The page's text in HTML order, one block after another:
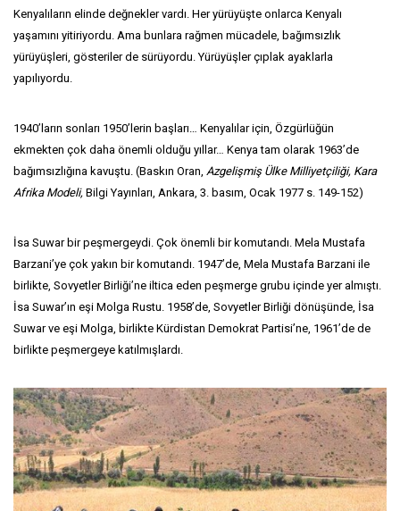
Kenyalıların elinde değnekler vardı. Her yürüyüşte onlarca Kenyalı
yaşamını yitiriyordu. Ama bunlara rağmen mücadele, bağımsızlık
yürüyüşleri, gösteriler de sürüyordu. Yürüyüşler çıplak ayaklarla
yapılıyordu.
1940’ların sonları 1950’lerin başları… Kenyalılar için, Özgürlüğün
ekmekten çok daha önemli olduğu yıllar… Kenya tam olarak 1963’de
bağımsızlığına kavuştu. (Baskın Oran, Azgelişmiş Ülke Milliyetçiliği, Kara
Afrika Modeli, Bilgi Yayınları, Ankara, 3. basım, Ocak 1977 s. 149-152)
İsa Suwar bir peşmergeydi. Çok önemli bir komutandı. Mela Mustafa
Barzani’ye çok yakın bir komutandı. 1947’de, Mela Mustafa Barzani ile
birlikte, Sovyetler Birliği’ne iltica eden peşmerge grubu içinde yer almıştı.
İsa Suwar’ın eşi Molga Rustu. 1958’de, Sovyetler Birliği dönüşünde, İsa
Suwar ve eşi Molga, birlikte Kürdistan Demokrat Partisi’ne, 1961’de de
birlikte peşmergeye katılmışlardı.